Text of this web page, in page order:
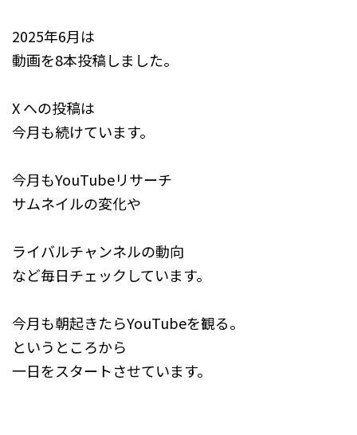
2025年6月は
動画を8本投稿しました。
X への投稿は
今月も続けています。
今月もYouTubeリサーチ
サムネイルの変化や
ライバルチャンネルの動向
など毎日チェックしています。
今月も朝起きたらYouTubeを観る。
というところから
一日をスタートさせています。